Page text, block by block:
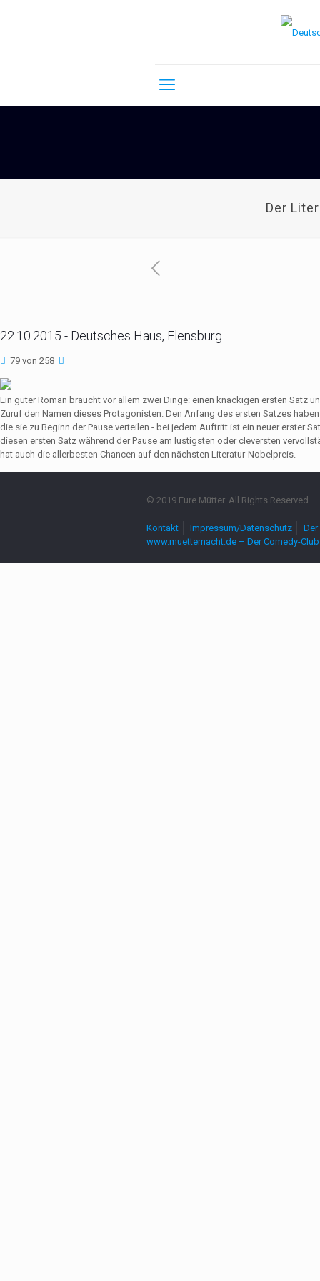
Der
22.10.2015 - Deutsches Haus, Flensburg
79 von 258
Ein guter Roman braucht vor allem zwei Dinge: einen knackigen ersten Satz
Zuruf den Namen dieses Protagonisten. Den Anfang des ersten Satzes
die sie zu Beginn der Pause verteilen - bei jedem Auftritt ist ein neuer erster
diesen ersten Satz während der Pause am lustigsten oder cleversten
hat auch die allerbesten Chancen auf den nächsten Literatur-Nobelpreis.
© 2019 Eure Mütter. All Rights Reserved.
Kontakt Impressum/Datenschutz
www.muetternacht.de – Der Comedy-Club